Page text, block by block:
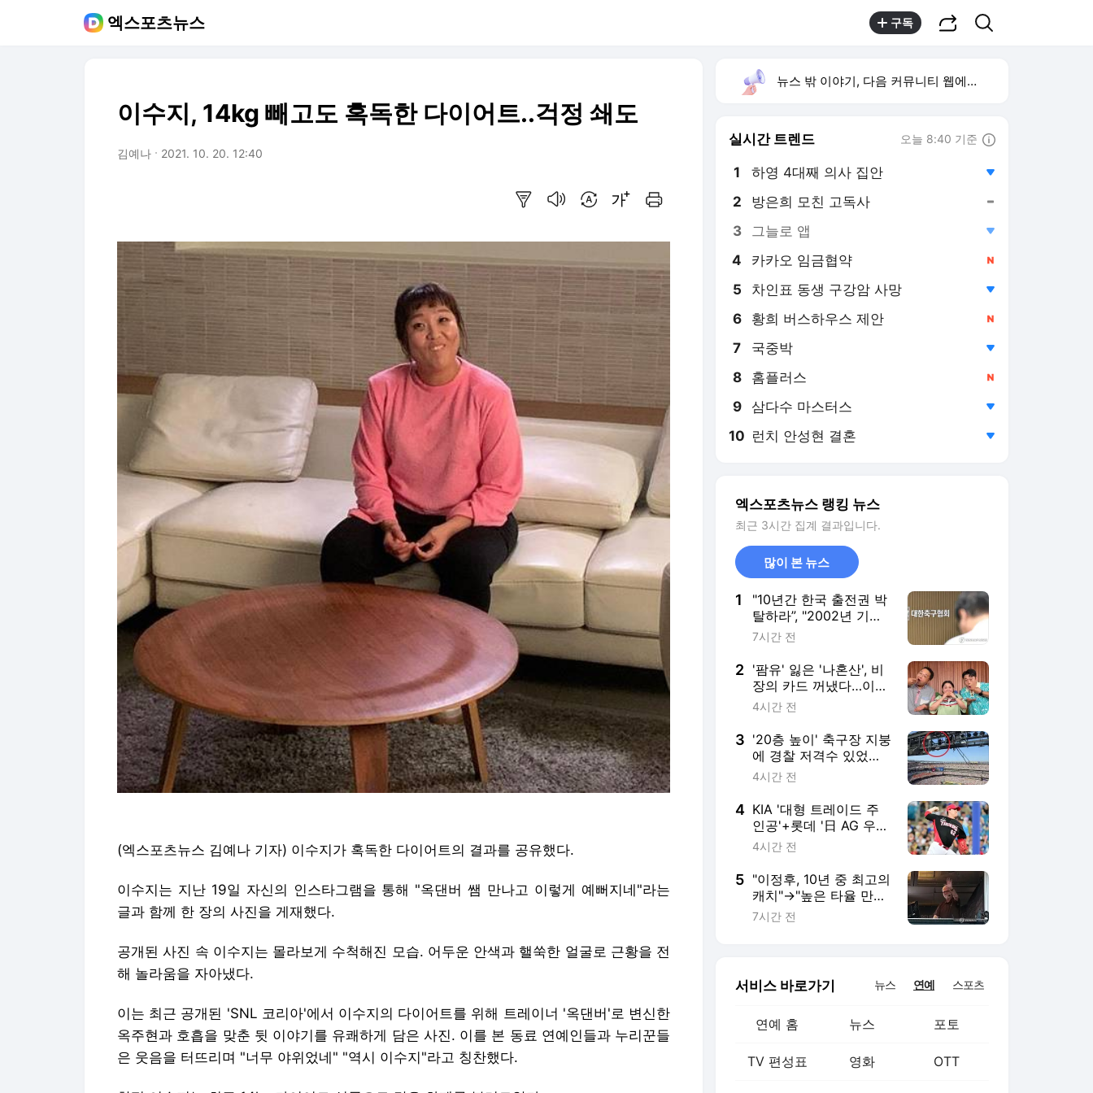
엑스포츠뉴스 구독
이수지, 14kg 빼고도 혹독한 다이어트..걱정 쇄도
김예나 2021. 10. 20. 12:40
(엑스포츠뉴스 김예나 기자) 이수지가 혹독한 다이어트의 결과를 공유했다.
이수지는 지난 19일 자신의 인스타그램을 통해 "옥댄버 쌤 만나고 이렇게 예뻐지네"라는
글과 함께 한 장의 사진을 게재했다.
공개된 사진 속 이수지는 몰라보게 수척해진 모습. 어두운 안색과 핼쑥한 얼굴로 근황을 전
해 놀라움을 자아냈다.
이는 최근 공개된 'SNL 코리아'에서 이수지의 다이어트를 위해 트레이너 '옥댄버'로 변신한
옥주현과 호흡을 맞춘 뒷 이야기를 유쾌하게 담은 사진. 이를 본 동료 연예인들과 누리꾼들
은 웃음을 터뜨리며 "너무 야위었네" "역시 이수지"라고 칭찬했다.
뉴스 밖 이야기, 다음 커뮤니티 웹에서 보기
실시간 트렌드 오늘 8:40 기준
1 하영 4대째 의사 집안
2 방은희 모친 고독사
3 그늘로 앱
4 카카오 임금협약
5 차인표 동생 구강암 사망
6 황희 버스하우스 제안
7 국중박
8 홈플러스
9 삼다수 마스터스
10 런치 안성현 결혼
엑스포츠뉴스 랭킹 뉴스
최근 3시간 집계 결과입니다.
많이 본 뉴스
1
"10년간 한국 출전권 박
탈하라”, "2002년 기록
삭제하라"…전세계 난리!
도 가능"→'심판 성접대
스캔들' 일파만파
7시간 전
2 '팜유' 잃은 '나혼산', 비
장의 카드 꺼냈다…이름
부터 묵직 [★해시태그]
4시간 전
3 '20층 높이' 축구장 지붕
에 경찰 저격수 있었다
니…뒤늦게 알려진 월드
프 지켜라'
4시간 전
4 KIA '대형 트레이드 주
인공'+롯데 '日 AG 우
완' 포함 11명, 상무야구
월 입대→28년 6월 전
역
4시간 전
5 "이정후, 10년 중 최고의
캐치"→"높은 타율 만드
는 특별한 타자"…한국
7시간 전
서비스 바로가기 뉴스 연예 스포츠
연예 홈 뉴스 포토
TV 편성표 영화 OTT